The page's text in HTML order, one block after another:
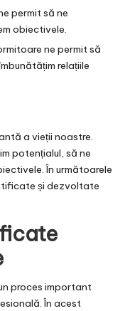
permit să ne
obiectivele.
ne permit să
relațiile
a vieții noastre.
potențialul, să ne
În următoarele
și dezvoltate
proces important
În acest